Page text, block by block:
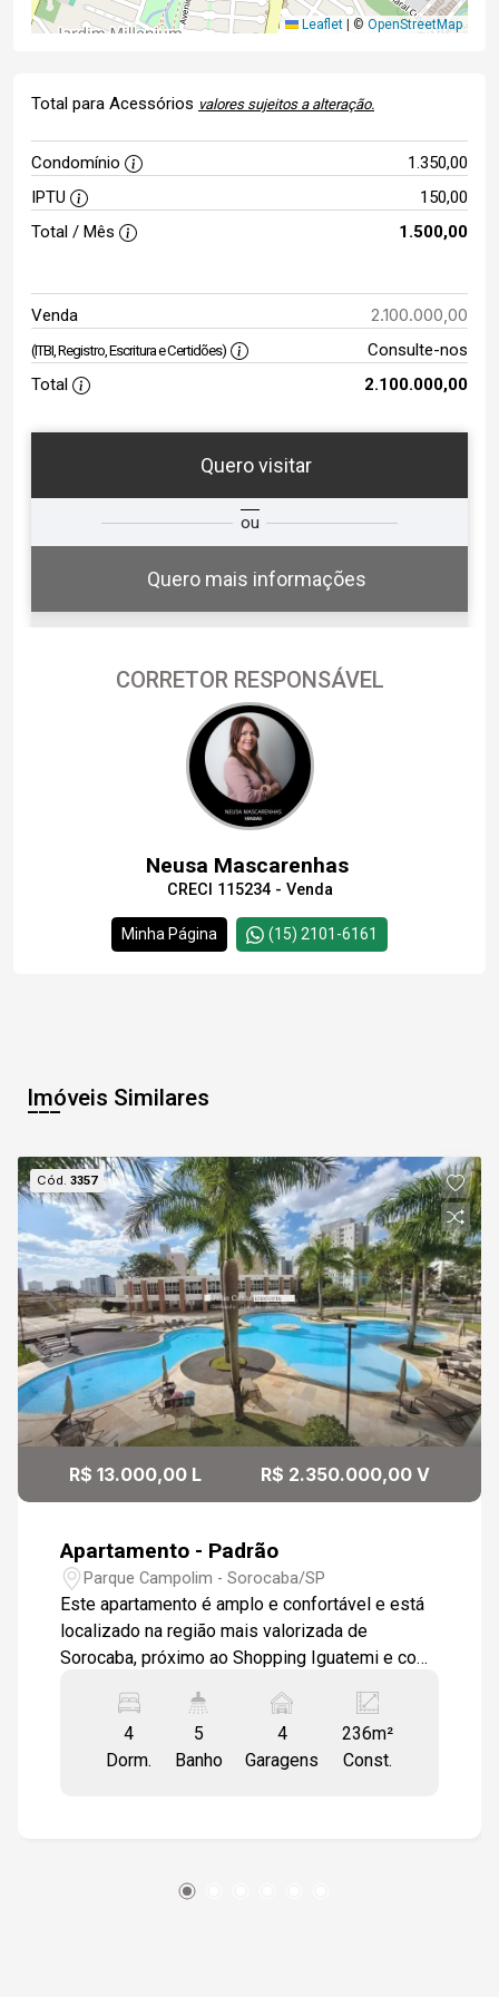
Leaflet © OpenStreetMap
Total para Acessórios valores sujeitos a alteração.
Condomínio
1.350,00
IPTU
150,00
Total / Mês
1.500,00
Venda 2.100.000,00
(ITBI, Registro, Escritura e Certidões)
Consulte-nos
Total
2.100.000,00
Quero visitar
ou
Quero mais informações
Qual o melhor dia e horário para
você?
07
Aug/Sat
09
Aug/Tue
12:00
13:00
14:00
14:30
15:00
15:30
16:00
16:30
17:30
Continuar
CORRETOR RESPONSÁVEL
Neusa Mascarenhas
CRECI 115234 - Venda
Minha Página (15) 2101-6161
Imóveis Similares
Cód.3357
R$ 13.000,00 L R$ 2.350.000,00 V
Apartamento - Padrão
Parque Campolim - Sorocaba/SP
Este apartamento é amplo e confortável e está
localizado na região mais valorizada de
Sorocaba, próximo ao Shopping Iguatemi e com
imóvel foi feito para quem busca espaço,
conforto e praticidade em um só lugar! São 4
dormitórios, sendo 2 suítes, incluindo uma suíte
porcelanato, proporcionando um ambiente
4
Dorm.
5
Banho
4
Garagens
236m²
Const.